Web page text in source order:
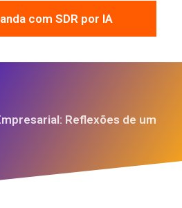
com SDR por IA
Reflexões de um